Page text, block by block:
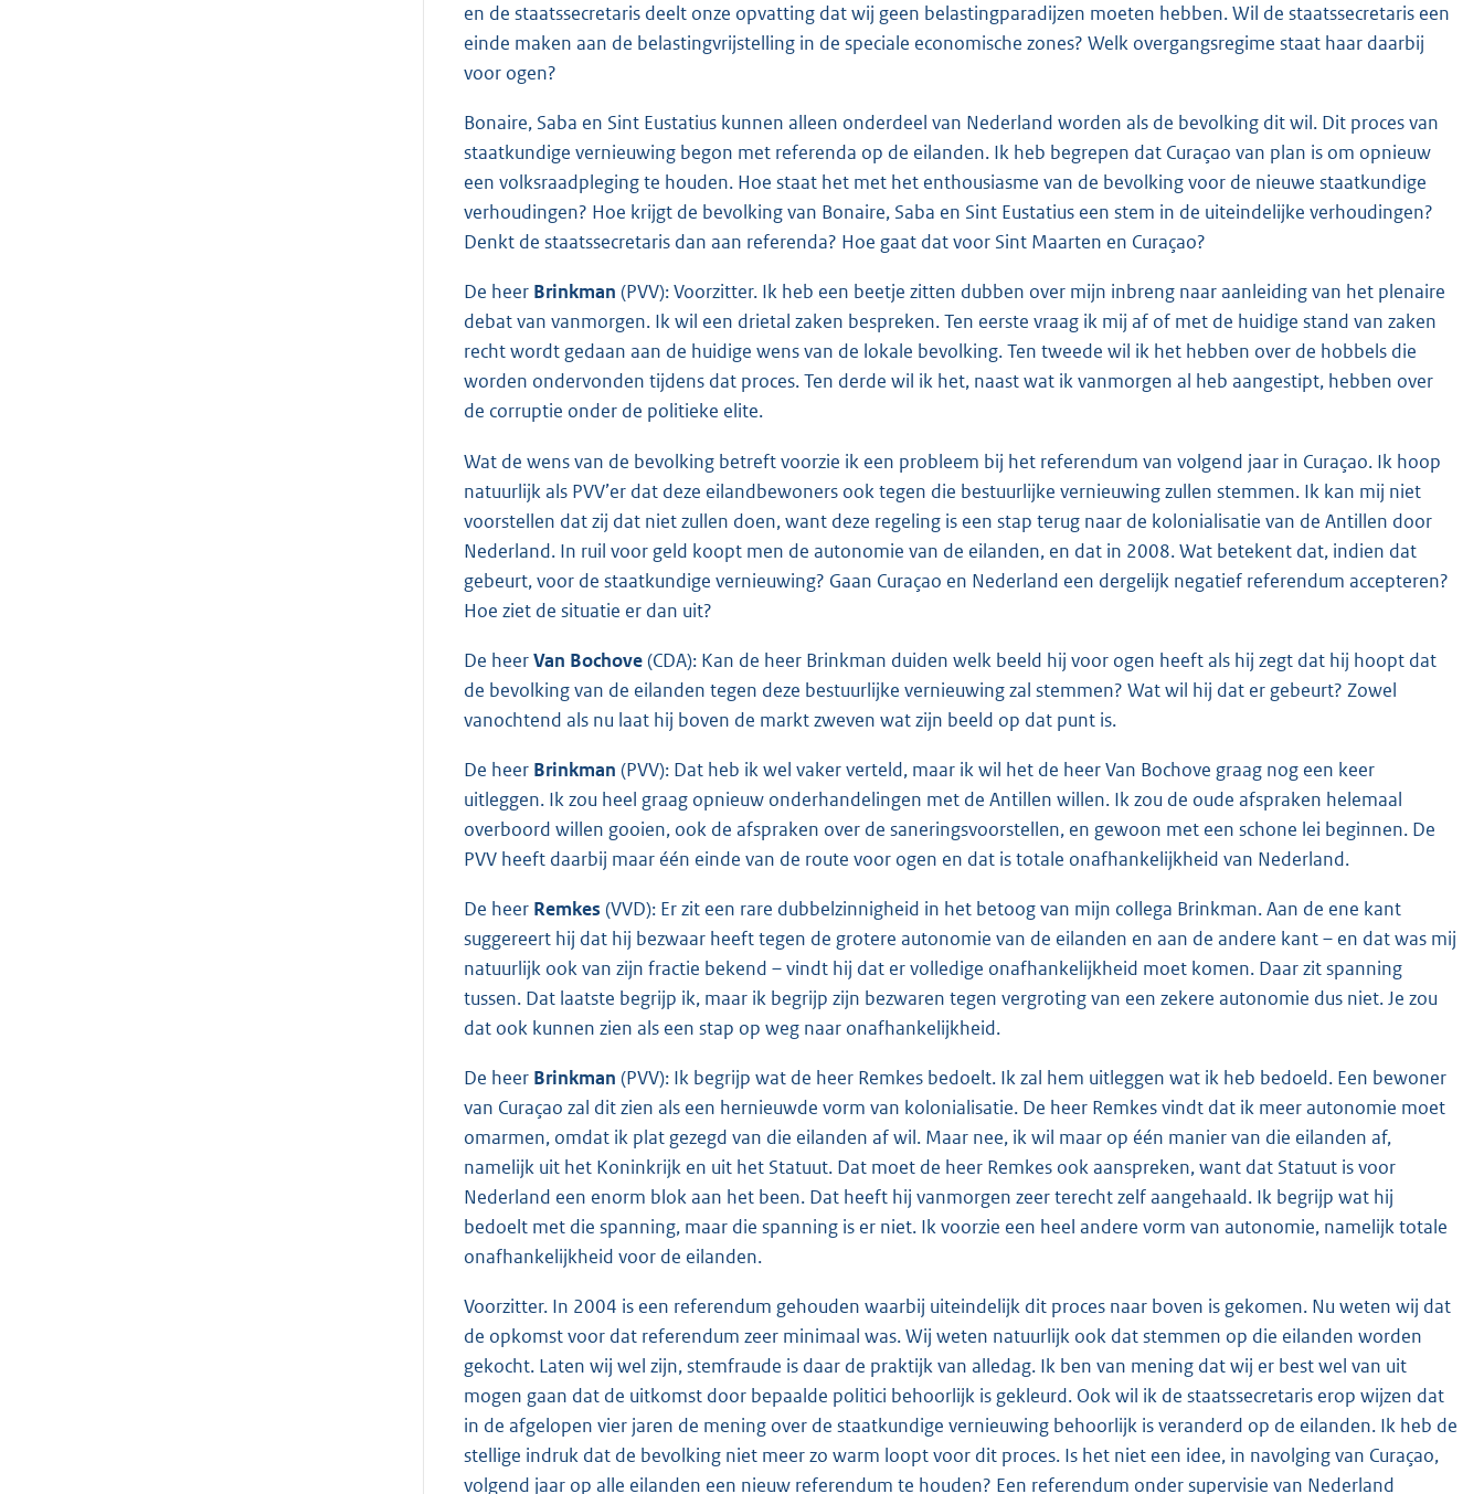
en de staatssecretaris deelt onze opvatting dat wij geen belastingparadijzen moeten hebben. Wil de staatssecretaris een
einde maken aan de belastingvrijstelling in de speciale economische zones? Welk overgangsregime staat haar daarbij
voor ogen?
Bonaire, Saba en Sint Eustatius kunnen alleen onderdeel van Nederland worden als de bevolking dit wil. Dit proces van
staatkundige vernieuwing begon met referenda op de eilanden. Ik heb begrepen dat Curaçao van plan is om opnieuw
een volksraadpleging te houden. Hoe staat het met het enthousiasme van de bevolking voor de nieuwe staatkundige
verhoudingen? Hoe krijgt de bevolking van Bonaire, Saba en Sint Eustatius een stem in de uiteindelijke verhoudingen?
Denkt de staatssecretaris dan aan referenda? Hoe gaat dat voor Sint Maarten en Curaçao?
De heer Brinkman (PVV): Voorzitter. Ik heb een beetje zitten dubben over mijn inbreng naar aanleiding van het plenaire
debat van vanmorgen. Ik wil een drietal zaken bespreken. Ten eerste vraag ik mij af of met de huidige stand van zaken
recht wordt gedaan aan de huidige wens van de lokale bevolking. Ten tweede wil ik het hebben over de hobbels die
worden ondervonden tijdens dat proces. Ten derde wil ik het, naast wat ik vanmorgen al heb aangestipt, hebben over
de corruptie onder de politieke elite.
Wat de wens van de bevolking betreft voorzie ik een probleem bij het referendum van volgend jaar in Curaçao. Ik hoop
natuurlijk als PVV’er dat deze eilandbewoners ook tegen die bestuurlijke vernieuwing zullen stemmen. Ik kan mij niet
voorstellen dat zij dat niet zullen doen, want deze regeling is een stap terug naar de kolonialisatie van de Antillen door
Nederland. In ruil voor geld koopt men de autonomie van de eilanden, en dat in 2008. Wat betekent dat, indien dat
gebeurt, voor de staatkundige vernieuwing? Gaan Curaçao en Nederland een dergelijk negatief referendum accepteren?
Hoe ziet de situatie er dan uit?
De heerVan Bochove(CDA): Kan de heer Brinkman duiden welk beeld hij voor ogen heeft als hij zegt dat hij hoopt dat
de bevolking van de eilanden tegen deze bestuurlijke vernieuwing zal stemmen? Wat wil hij dat er gebeurt? Zowel
vanochtend als nu laat hij boven de markt zweven wat zijn beeld op dat punt is.
De heer Brinkman (PVV): Dat heb ik wel vaker verteld, maar ik wil het de heer Van Bochove graag nog een keer
uitleggen. Ik zou heel graag opnieuw onderhandelingen met de Antillen willen. Ik zou de oude afspraken helemaal
overboord willen gooien, ook de afspraken over de saneringsvoorstellen, en gewoon met een schone lei beginnen. De
PVV heeft daarbij maar één einde van de route voor ogen en dat is totale onafhankelijkheid van Nederland.
De heer Remkes (VVD): Er zit een rare dubbelzinnigheid in het betoog van mijn collega Brinkman. Aan de ene kant
suggereert hij dat hij bezwaar heeft tegen de grotere autonomie van de eilanden en aan de andere kant – en dat was mij
natuurlijk ook van zijn fractie bekend – vindt hij dat er volledige onafhankelijkheid moet komen. Daar zit spanning
tussen. Dat laatste begrijp ik, maar ik begrijp zijn bezwaren tegen vergroting van een zekere autonomie dus niet. Je zou
dat ook kunnen zien als een stap op weg naar onafhankelijkheid.
De heer Brinkman (PVV): Ik begrijp wat de heer Remkes bedoelt. Ik zal hem uitleggen wat ik heb bedoeld. Een bewoner
van Curaçao zal dit zien als een hernieuwde vorm van kolonialisatie. De heer Remkes vindt dat ik meer autonomie moet
omarmen, omdat ik plat gezegd van die eilanden af wil. Maar nee, ik wil maar op één manier van die eilanden af,
namelijk uit het Koninkrijk en uit het Statuut. Dat moet de heer Remkes ook aanspreken, want dat Statuut is voor
Nederland een enorm blok aan het been. Dat heeft hij vanmorgen zeer terecht zelf aangehaald. Ik begrijp wat hij
bedoelt met die spanning, maar die spanning is er niet. Ik voorzie een heel andere vorm van autonomie, namelijk totale
onafhankelijkheid voor de eilanden.
Voorzitter. In 2004 is een referendum gehouden waarbij uiteindelijk dit proces naar boven is gekomen. Nu weten wij dat
de opkomst voor dat referendum zeer minimaal was. Wij weten natuurlijk ook dat stemmen op die eilanden worden
gekocht. Laten wij wel zijn, stemfraude is daar de praktijk van alledag. Ik ben van mening dat wij er best wel van uit
mogen gaan dat de uitkomst door bepaalde politici behoorlijk is gekleurd. Ook wil ik de staatssecretaris erop wijzen dat
in de afgelopen vier jaren de mening over de staatkundige vernieuwing behoorlijk is veranderd op de eilanden. Ik heb de
stellige indruk dat de bevolking niet meer zo warm loopt voor dit proces. Is het niet een idee, in navolging van Curaçao,
volgend jaar op alle eilanden een nieuw referendum te houden? Een referendum onder supervisie van Nederland